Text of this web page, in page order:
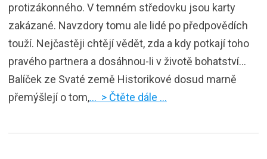
protizákonného. V temném středovku jsou karty
zakázané. Navzdory tomu ale lidé po předpovědích
touží. Nejčastěji chtějí vědět, zda a kdy potkají toho
pravého partnera a dosáhnou-li v životě bohatství…
Balíček ze Svaté země Historikové dosud marně
přemýšlejí o tom,… > Čtěte dále …